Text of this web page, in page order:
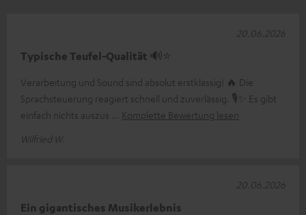
Typische Teufel-Qualität 🔊⭐
Verarbeitung und Sound sind absolut erstklassig! 🔥 Die
Sprachsteuerung reagiert schnell und zuverlässig. 🎙️✨ Es gibt
einfach nichts auszus
Komplette Bewertung lesen
Wilfried W.
20.06.2026
Ein gigantisches Musikerlebnis
20.06.2026